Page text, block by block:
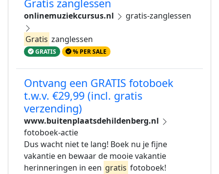
Gratis zanglessen
onlinemuziekcursus.nl gratis-zanglessen
Gratis zanglessen
GRATIS % PER SALE
Ontvang een GRATIS fotoboek
t.w.v. €29,99 (incl. gratis
verzending)
www.buitenplaatsdehildenberg.nl
fotoboek-actie
Dus wacht niet te lang! Boek nu je fijne
vakantie en bewaar de mooie vakantie
herinneringen in een gratis fotoboek!